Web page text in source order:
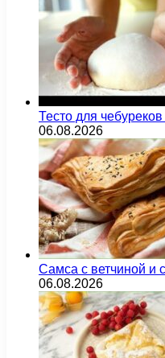
Тесто для
06.08.2026
Самса с ветчиной и
06.08.2026